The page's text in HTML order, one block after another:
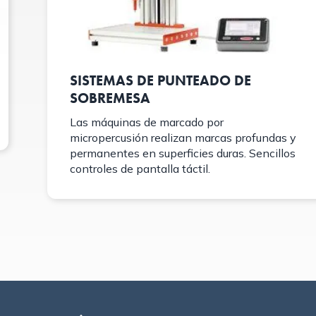
SISTEMAS DE PUNTEADO DE
SOBREMESA
Las máquinas de marcado por
micropercusión realizan marcas profundas y
permanentes en superficies duras. Sencillos
controles de pantalla táctil.